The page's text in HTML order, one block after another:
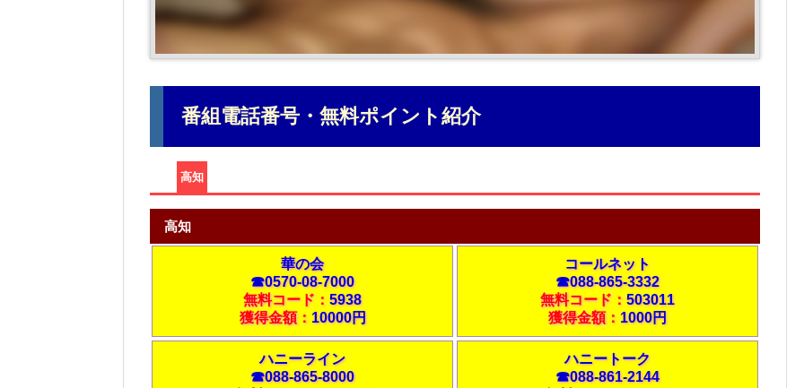
番組電話番号・無料ポイント紹介
高知
高知
華の会
☎0570-08-7000
無料コード： 5938
獲得金額： 10000円
コールネット
☎088-865-3332
無料コード： 503011
獲得金額： 1000円
ハニーライン
☎088-865-8000
ハニートーク
☎088-861-2144